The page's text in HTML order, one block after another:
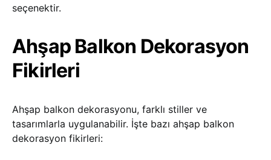
seçenektir.
Ahşap Balkon Dekorasyon
Fikirleri
Ahşap balkon dekorasyonu, farklı stiller ve
tasarımlarla uygulanabilir. İşte bazı ahşap balkon
dekorasyon fikirleri: